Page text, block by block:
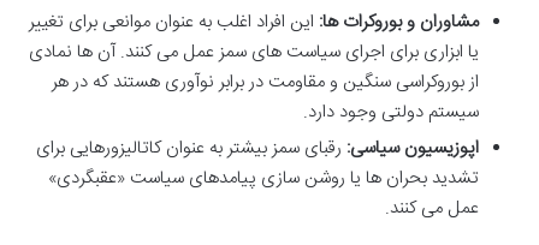
مشاوران و بوروکرات ها: این افراد اغلب به عنوان موانعی برای تغییر
یا ابزاری برای اجرای سیاست های سمز عمل می کنند. آن ها نمادی
از بوروکراسی سنگین و مقاومت در برابر نوآوری هستند که در هر
سیستم دولتی وجود دارد.
اپوزیسیون سیاسی: رقبای سمز بیشتر به عنوان کاتالیزورهایی برای
تشدید بحران ها یا روشن سازی پیامدهای سیاست «عقبگردی»
عمل می کنند.